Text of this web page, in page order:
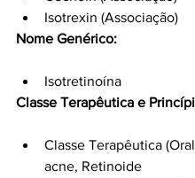
Isotrexin (Associação)
Nome Genérico:
Isotretinoína
Classe Terapêutica e
Classe Terapêutica
acne, Retinoide